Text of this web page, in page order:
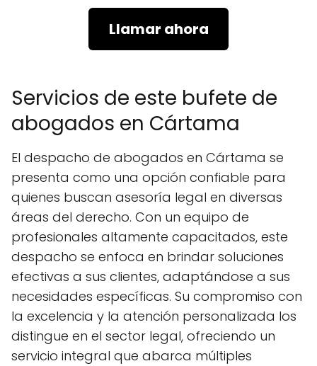
Llamar ahora
Servicios de este bufete de
abogados en Cártama
El despacho de abogados en Cártama se
presenta como una opción confiable para
quienes buscan asesoría legal en diversas
áreas del derecho. Con un equipo de
profesionales altamente capacitados, este
despacho se enfoca en brindar soluciones
efectivas a sus clientes, adaptándose a sus
necesidades específicas. Su compromiso con
la excelencia y la atención personalizada los
distingue en el sector legal, ofreciendo un
servicio integral que abarca múltiples